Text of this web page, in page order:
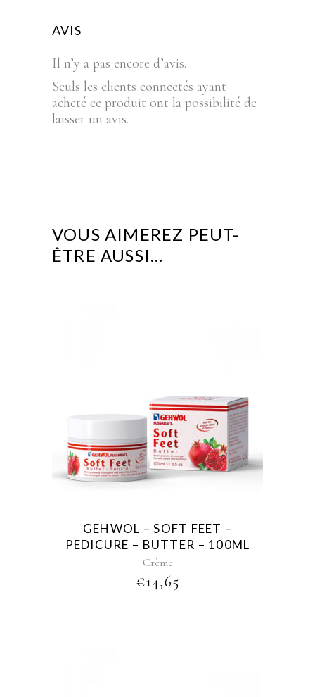
AVIS
Il n’y a pas encore d’avis.
Seuls les clients connectés ayant
acheté ce produit ont la possibilité de
laisser un avis.
VOUS AIMEREZ PEUT-
ÊTRE AUSSI…
GEHWOL – SOFT FEET –
PEDICURE – BUTTER – 100ML
Crème
€14,65